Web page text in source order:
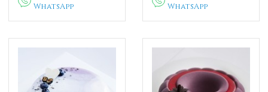
WhatsApp
WhatsApp